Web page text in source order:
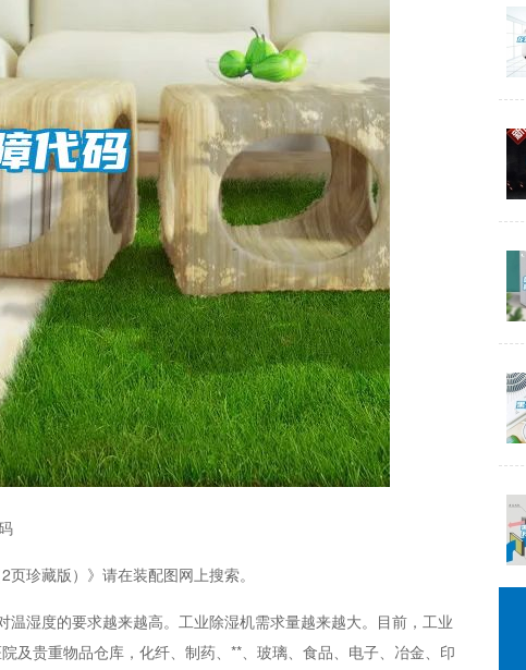
珍藏版）》请在装配图网上搜索。
湿度的要求越来越高。工业除湿机需求量越来越大。目前，工业
及贵重物品仓库，化纤、制药、**、玻璃、食品、电子、冶金、印